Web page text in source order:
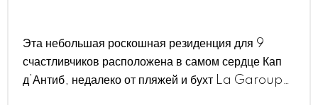
Эта небольшая роскошная резиденция для 9
счастливчиков расположена в самом сердце Кап
д’Антиб, недалеко от пляжей и бухт La Garoupe.